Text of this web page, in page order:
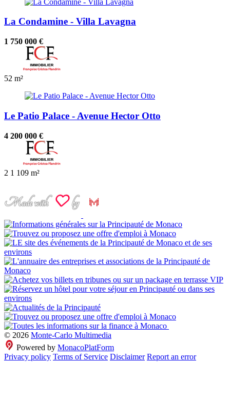
La Condamine - Villa Lavagna
1 750 000 €
52 m²
Le Patio Palace - Avenue Hector Otto
4 200 000 €
2 1 109 m²
© 2026 Monte-Carlo Multimedia
Powered by MonacoPlatForm
Privacy policy Terms of Service Disclaimer Report an error